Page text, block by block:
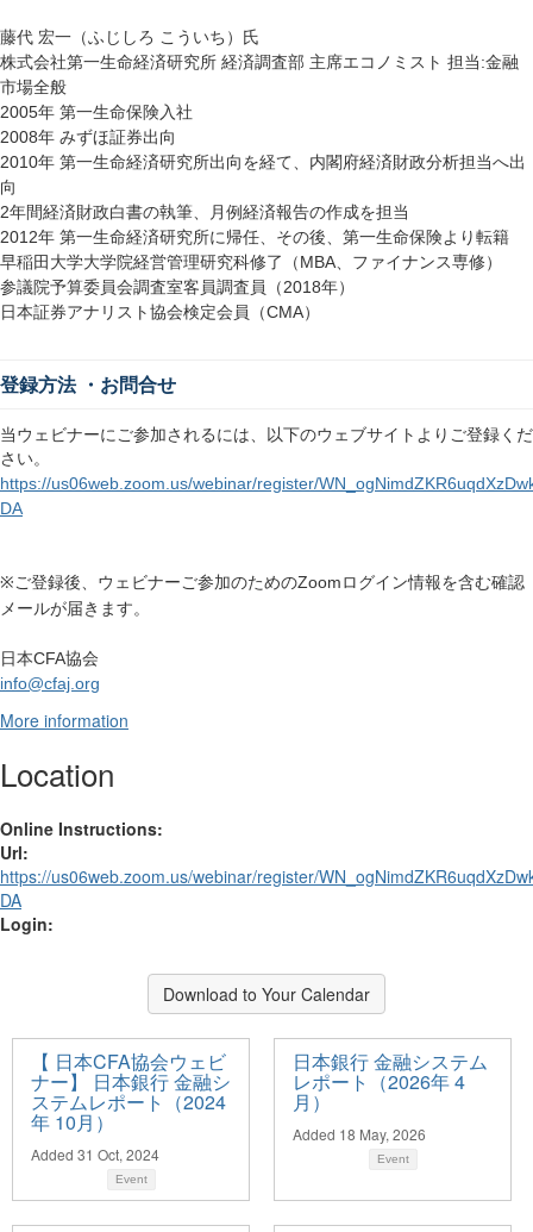
藤代 宏一（ふじしろ こういち）氏
株式会社第一生命経済研究所 経済調査部 主席エコノミスト 担当:金融
市場全般
2005年 第一生命保険入社
2008年 みずほ証券出向
2010年 第一生命経済研究所出向を経て、内閣府経済財政分析担当へ出
向
2年間経済財政白書の執筆、月例経済報告の作成を担当
2012年 第一生命経済研究所に帰任、その後、第一生命保険より転籍
早稲田大学大学院経営管理研究科修了（MBA
、ファイナンス専修）
参議院予算委員会調査室客員調査員（2018年）
日本証券アナリスト協会検定会員（CMA）
登録方法 ・お問合せ
当ウェビナーにご参加されるには、以下のウェブサイトよりご登録くだ
さい。
https://us06web.zoom.us/webinar/register/
DA
※ ご登録後、ウェビナーご参加のためのZoomログイン情報を含む確認
メールが届きます。
日本CFA協会
info@cfaj.org
More information
Location
Online Instructions:
Url:
https://us06web.zoom.us/webinar/register/
DA
Login:
Download to Your Calendar
【 日本CFA協会ウェビ
ナー】 日本銀行 金融シ
ステムレポート（2024
年 10月）
Added 31 Oct, 2024
Event
日本銀行 金融システム
レポート（2026年 4
月）
Added 18 May, 2026
Event